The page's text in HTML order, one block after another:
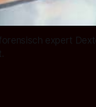
expert